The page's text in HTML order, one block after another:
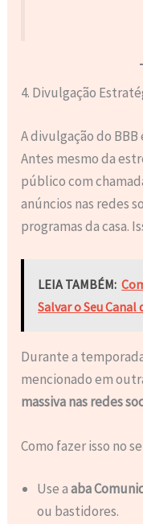
4. Divulgação
A divulgação do
Antes mesmo da
público com
anúncios nas redes
programas da casa.
LEIA TAMBÉM:
Salvar o Seu Canal
Durante a
mencionado em
massiva nas redes
Como fazer isso no
Use aaba
ou bastidores.